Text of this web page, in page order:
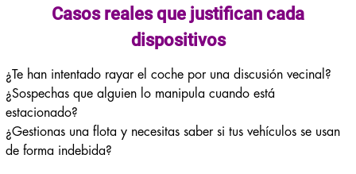
Casos reales que justifican cada
dispositivos
¿Te han intentado rayar el coche por una discusión vecinal?
¿Sospechas que alguien lo manipula cuando está
estacionado?
¿Gestionas una flota y necesitas saber si tus vehículos se usan
de forma indebida?